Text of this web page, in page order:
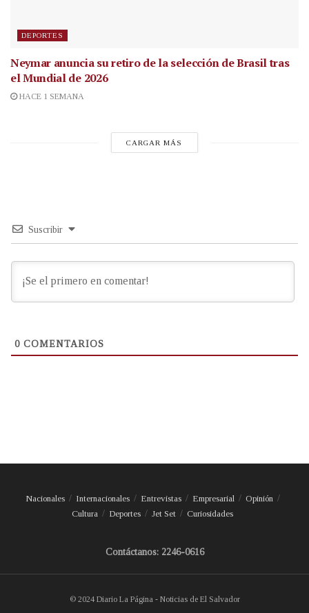
DEPORTES
Neymar anuncia su retiro de la selección de Brasil tras
el Mundial de 2026
HACE 1 SEMANA
CARGAR MÁS
Suscribir
0 COMENTARIOS
Nacionales Internacionales Entrevistas Empresarial
Opinión
Cultura
Deportes Jet Set Curiosidades
Contáctanos: 2246-0616
© 2024 Diario La Página - Noticias de El Salvador